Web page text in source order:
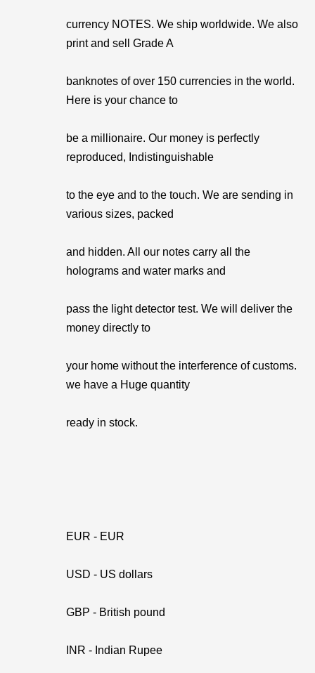
currency NOTES. We ship worldwide. We also
print and sell Grade A
banknotes of over 150 currencies in the world.
Here is your chance to
be a millionaire. Our money is perfectly
reproduced, Indistinguishable
to the eye and to the touch. We are sending in
various sizes, packed
and hidden. All our notes carry all the
holograms and water marks and
pass the light detector test. We will deliver the
money directly to
your home without the interference of customs.
we have a Huge quantity
ready in stock.
EUR - EUR
USD - US dollars
GBP - British pound
INR - Indian Rupee